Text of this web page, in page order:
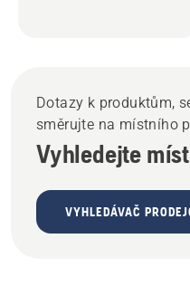
Dotazy k produktům,
směrujte na místního
Vyhledejte
VYHLEDÁVAČ